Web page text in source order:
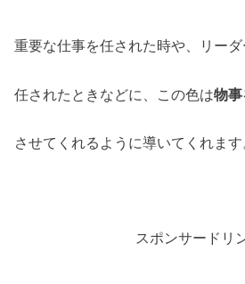
重要な仕事を任された時や、リーダ
任されたときなどに、この色は物
させてくれるように導いてくれます
スポンサードリ